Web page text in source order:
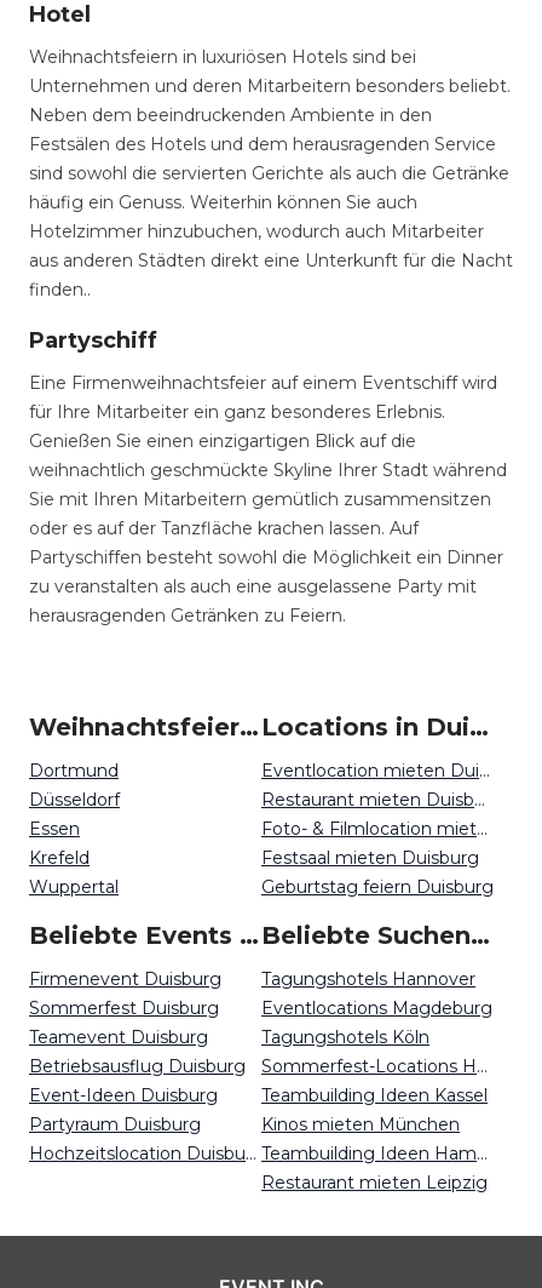
Hotel
Weihnachtsfeiern in luxuriösen Hotels sind bei
Unternehmen und deren Mitarbeitern besonders beliebt.
Neben dem beeindruckenden Ambiente in den
Festsälen des Hotels und dem herausragenden Service
sind sowohl die servierten Gerichte als auch die Getränke
häufig ein Genuss. Weiterhin können Sie auch
Hotelzimmer hinzubuchen, wodurch auch Mitarbeiter
aus anderen Städten direkt eine Unterkunft für die Nacht
finden..
Partyschiff
Eine Firmenweihnachtsfeier auf einem Eventschiff wird
für Ihre Mitarbeiter ein ganz besonderes Erlebnis.
Genießen Sie einen einzigartigen Blick auf die
weihnachtlich geschmückte Skyline Ihrer Stadt während
Sie mit Ihren Mitarbeitern gemütlich zusammensitzen
oder es auf der Tanzfläche krachen lassen. Auf
Partyschiffen besteht sowohl die Möglichkeit ein Dinner
zu veranstalten als auch eine ausgelassene Party mit
herausragenden Getränken zu Feiern.
Weihnachtsfeiern um Duisburg
Dortmund
Düsseldorf
Essen
Krefeld
Wuppertal
Locations in Duisburg mieten
Eventlocation mieten Duisburg
Restaurant mieten Duisburg
Foto- & Filmlocation mieten Duisburg
Festsaal mieten Duisburg
Geburtstag feiern Duisburg
Beliebte Events in Duisburg
Firmenevent Duisburg
Sommerfest Duisburg
Teamevent Duisburg
Betriebsausflug Duisburg
Event-Ideen Duisburg
Partyraum Duisburg
Hochzeitslocation Duisburg
Beliebte Suchen auf Event Inc
Tagungshotels Hannover
Eventlocations Magdeburg
Tagungshotels Köln
Sommerfest-Locations Hamburg
Teambuilding Ideen Kassel
Kinos mieten München
Teambuilding Ideen Hamburg
Restaurant mieten Leipzig